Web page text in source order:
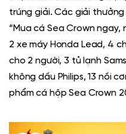
trúng giải. Các giải
“Mua cá Sea Crown
2 xe máy Honda Lead, 4
cho 2 người, 3 tủ lạnh
không dầu Philips, 13 nồi
phẩm cá hộp Sea Crown